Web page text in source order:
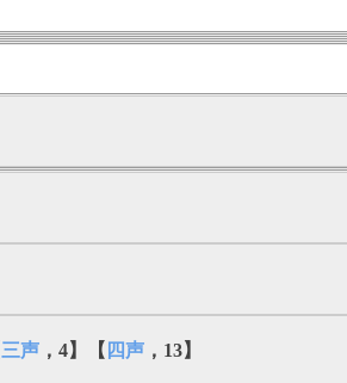
三声 ，4】【 四声 ，13】